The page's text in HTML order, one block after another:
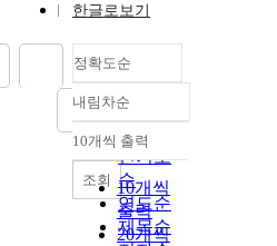
한글로보기
정확도순
정확도
순
인기도
순
연도순
제목순
내림차순
내림차순
10개씩 출력
10개씩
출력
20개씩
조회